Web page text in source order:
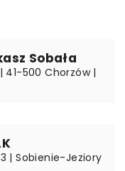
Sobała
41-500 Chorzów |
| Sobienie-Jeziory